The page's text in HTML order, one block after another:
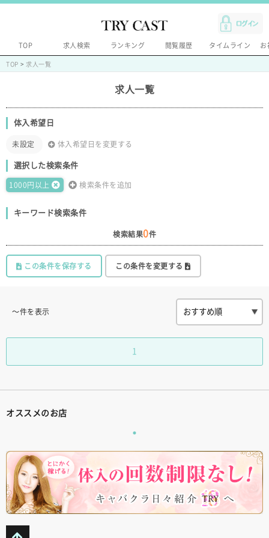
TOP 求人検索 ランキング 閲覧履歴 タイムライン お
TOP > 求人一覧
求人一覧
体入希望日
未設定 体入希望日を変更する
選択した検索条件
1000円以上 検索条件を追加
キーワード検索条件
検索結果0件
この条件を保存する この条件を変更する
〜件を表示
1
オススメのお店